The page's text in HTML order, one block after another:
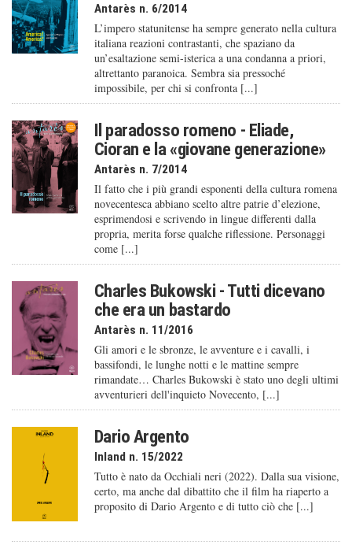
Antarès n. 6/2014
L’impero statunitense ha sempre generato nella cultura
italiana reazioni contrastanti, che spaziano da
un’esaltazione semi-isterica a una condanna a priori,
altrettanto paranoica. Sembra sia pressoché
impossibile, per chi si confronta [...]
Il paradosso romeno - Eliade,
Cioran e la «giovane generazione»
Antarès n. 7/2014
Il fatto che i più grandi esponenti della cultura romena
novecentesca abbiano scelto altre patrie d’elezione,
esprimendosi e scrivendo in lingue differenti dalla
propria, merita forse qualche riflessione. Personaggi
come [...]
Charles Bukowski - Tutti dicevano
che era un bastardo
Antarès n. 11/2016
Gli amori e le sbronze, le avventure e i cavalli, i
bassifondi, le lunghe notti e le mattine sempre
rimandate… Charles Bukowski è stato uno degli ultimi
avventurieri dell'inquieto Novecento, [...]
Dario Argento
Inland n. 15/2022
Tutto è nato da Occhiali neri (2022). Dalla sua visione,
certo, ma anche dal dibattito che il film ha riaperto a
proposito di Dario Argento e di tutto ciò che [...]